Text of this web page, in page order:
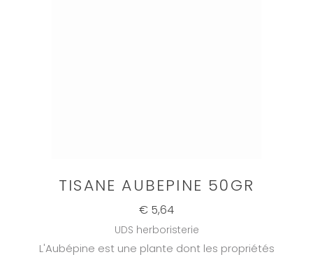
TISANE AUBEPINE 50GR
€ 5,64
UDS herboristerie
L'Aubépine est une plante dont les propriétés